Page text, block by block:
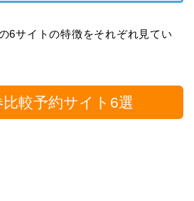
6サイトの特徴をそれぞれ見てい
較予約サイト6選